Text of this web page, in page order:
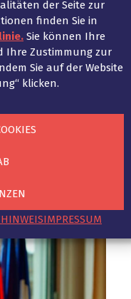
der Seite zur
finden Sie in
Sie können Ihre
Ihre Zustimmung zur
Sie auf der Website
klicken.
IMPRESSUM